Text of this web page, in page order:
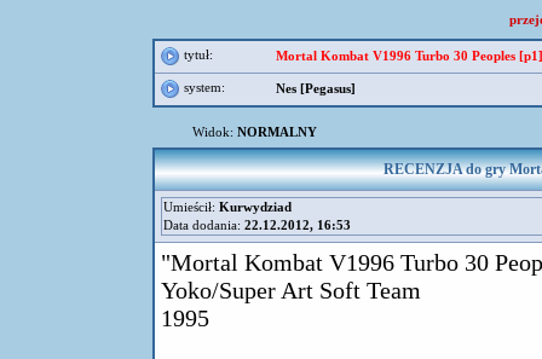
tytuł: Mortal Kombat V1996 Turbo 30 Peoples
system: Nes [Pegasus]
Widok: NORMALNY
RECENZJA do gry
Umieścił: Kurwydziad
Data dodania: 22.12.2012, 16:53
"Mortal Kombat V1996 Turbo 30
Yoko/Super Art Soft Team
1995